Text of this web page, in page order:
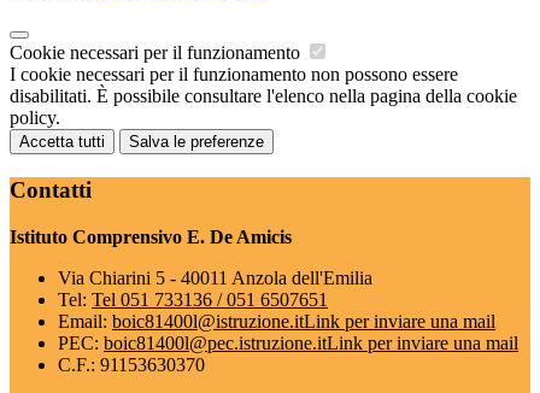
Cookie necessari per il funzionamento
I cookie necessari per il funzionamento non possono essere
disabilitati. È possibile consultare l'elenco nella pagina della cookie
policy.
Accetta tutti Salva le preferenze
Contatti
Istituto Comprensivo E. De Amicis
Via Chiarini 5 - 40011 Anzola dell'Emilia
Tel: Tel 051 733136 / 051 6507651
Email: boic81400l@istruzione.itLink per inviare una mail
PEC: boic81400l@pec.istruzione.itLink per inviare una mail
C.F.: 91153630370